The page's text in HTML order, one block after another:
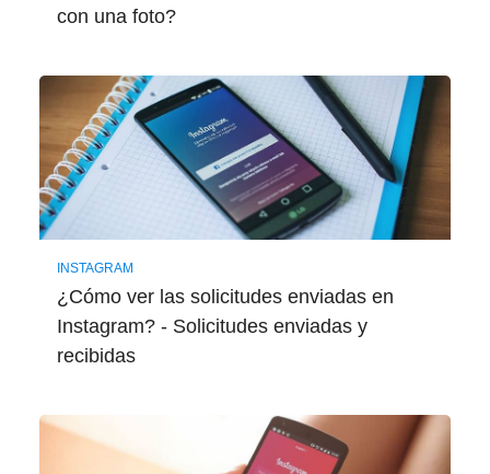
con una foto?
INSTAGRAM
¿Cómo ver las solicitudes enviadas en
Instagram? - Solicitudes enviadas y
recibidas